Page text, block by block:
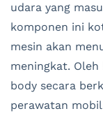
udara yang
komponen ini
mesin akan
meningkat.
body secara
perawatan